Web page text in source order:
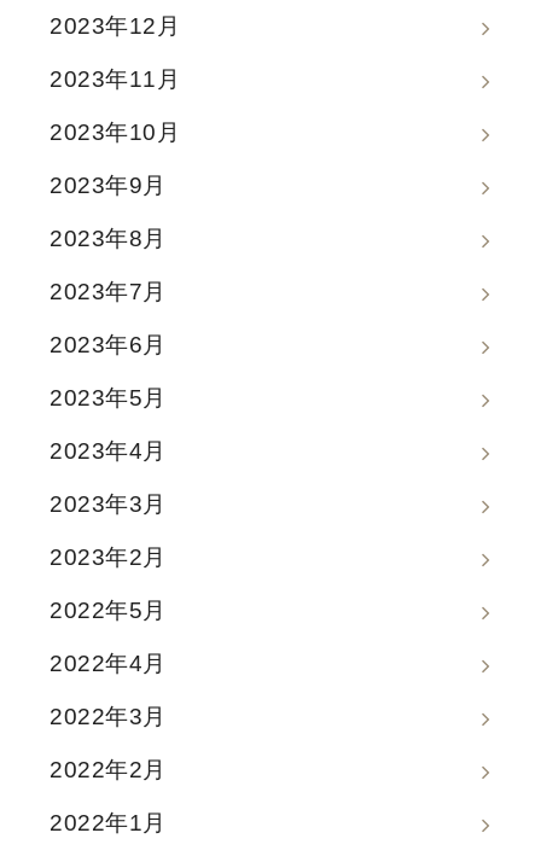
2023年12月
2023年11月
2023年10月
2023年9月
2023年8月
2023年7月
2023年6月
2023年5月
2023年4月
2023年3月
2023年2月
2022年5月
2022年4月
2022年3月
2022年2月
2022年1月